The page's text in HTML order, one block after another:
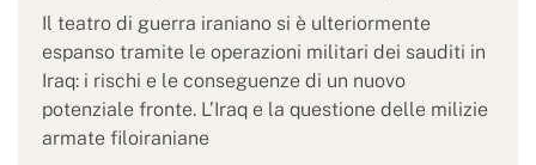
Il teatro di guerra iraniano si è ulteriormente
espanso tramite le operazioni militari dei sauditi in
Iraq: i rischi e le conseguenze di un nuovo
potenziale fronte. L’Iraq e la questione delle milizie
armate filoiraniane